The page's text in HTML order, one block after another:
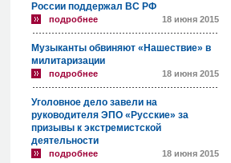
России поддержал ВС РФ
подробнее 18 июня 2015
Музыканты обвиняют «Нашествие» в
милитаризации
подробнее 18 июня 2015
Уголовное дело завели на
руководителя ЭПО «Русские» за
призывы к экстремистской
деятельности
подробнее 18 июня 2015